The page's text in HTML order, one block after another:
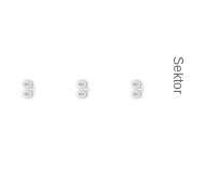
Sektor
0,0 0,0 0,0